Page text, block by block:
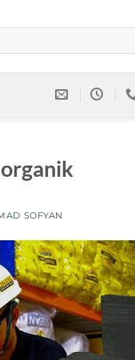
SOFYAN